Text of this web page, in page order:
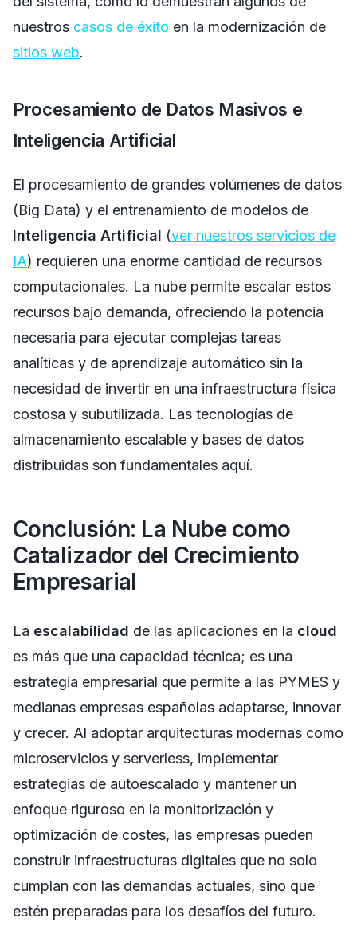
nuestros casos de éxito en la modernización de
sitios web.
Procesamiento de Datos Masivos e
Inteligencia Artificial
El procesamiento de grandes volúmenes de datos
(Big Data) y el entrenamiento de modelos de
Inteligencia Artificial (ver nuestros servicios de
IA) requieren una enorme cantidad de recursos
computacionales. La nube permite escalar estos
recursos bajo demanda, ofreciendo la potencia
necesaria para ejecutar complejas tareas
analíticas y de aprendizaje automático sin la
necesidad de invertir en una infraestructura física
costosa y subutilizada. Las tecnologías de
almacenamiento escalable y bases de datos
distribuidas son fundamentales aquí.
Conclusión: La Nube como
Catalizador del Crecimiento
Empresarial
La escalabilidad de las aplicaciones en la cloud
es más que una capacidad técnica; es una
estrategia empresarial que permite a las PYMES y
medianas empresas españolas adaptarse, innovar
y crecer. Al adoptar arquitecturas modernas como
microservicios y serverless, implementar
estrategias de autoescalado y mantener un
enfoque riguroso en la monitorización y
optimización de costes, las empresas pueden
construir infraestructuras digitales que no solo
cumplan con las demandas actuales, sino que
estén preparadas para los desafíos del futuro.